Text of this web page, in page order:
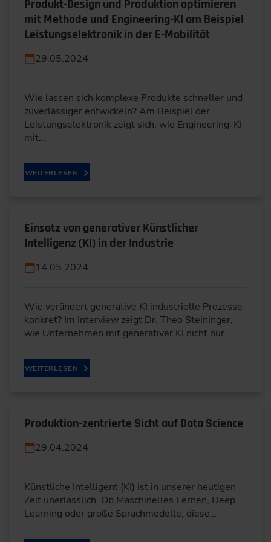
Produkt-Design und Produktion optimieren
mit Methode und Engineering-KI am Beispiel
Leistungselektronik in der E-Mobilität
29.05.2024
Wie lassen sich komplexe Produkte schneller und
zuverlässiger entwickeln? Am Beispiel der
Leistungselektronik zeigt sich, wie Engineering-KI
mit…
WEITERLESEN
Einsatz von generativer Künstlicher
Intelligenz (KI) in der Industrie
14.05.2024
Wie verändert generative KI industrielle Prozesse
konkret? Im Interview zeigt Dr. Theo Steininger,
wie Unternehmen mit generativer KI nicht nur…
WEITERLESEN
Produktion-zentrierte Sicht auf Data Science
29.04.2024
Künstliche Intelligent (KI) ist in unserer heutigen
Zeit unerlässlich. Ob Maschinelles Lernen, Deep
Learning oder große Sprachmodelle, diese…